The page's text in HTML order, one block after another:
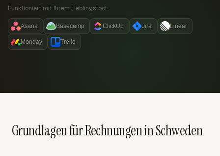
Funktioniert mit Ihrem Lieblingstool:
Asana Basecamp ClickUp Jira Linear
Monday Trello
Grundlagen für Rechnungen in Schweden